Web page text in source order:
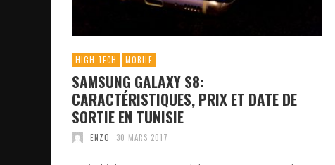
HIGH-TECH MOBILE
SAMSUNG GALAXY S8:
CARACTÉRISTIQUES, PRIX ET DATE DE
SORTIE EN TUNISIE
ENZO 30 MARS 2017